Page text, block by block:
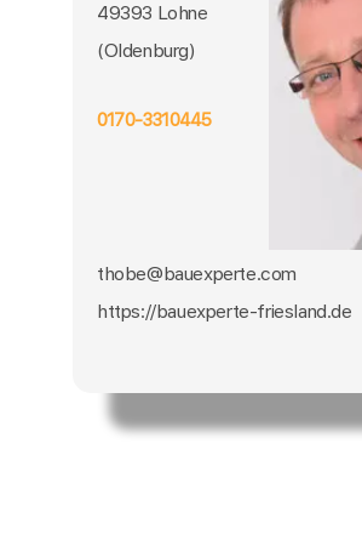
49393 Lohne
(Oldenburg)
0170-3310445
thobe@bauexperte.com
https://bauexperte-friesland.de